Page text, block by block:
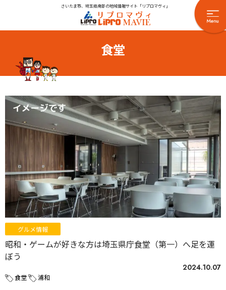
さいたま市、埼玉県南部の地域情報サイト「リプロマヴィ」
食堂
グルメ情報
昭和・ゲームが好きな方は埼玉県庁食堂（第一）へ足を運
ぼう
2024.10.07
食堂 浦和